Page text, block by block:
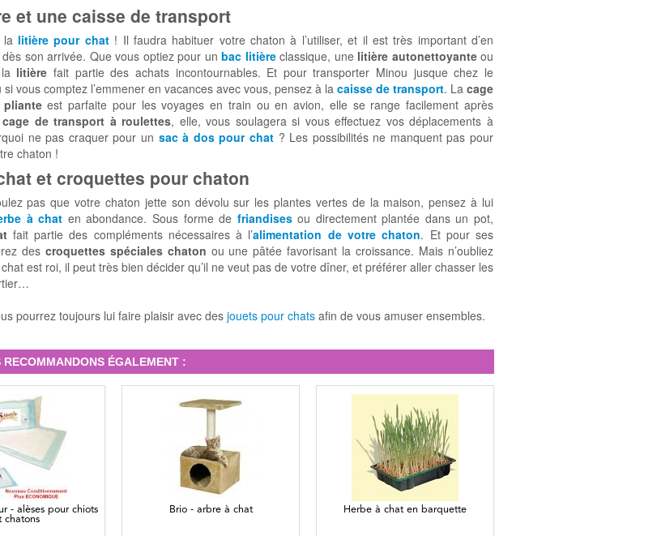
et une caisse de transport
la litière pour chat ! Il faudra habituer votre chaton à l’utiliser, et il est très important d’en
son arrivée. Que vous optiez pour un bac litièreclassique, une litière autonettoyante ou
litière fait partie des achats incontournables. Et pour transporter Minou jusque chez le
vous comptez l’emmener en vacances avec vous, pensez à la caisse de transport. La cage
est parfaite pour les voyages en train ou en avion, elle se range facilement après
cage de transport à roulettes, elle, vous soulagera si vous effectuez vos déplacements à
ne pas craquer pour un sac à dos pour chat? Les possibilités ne manquent pas pour
chaton !
et croquettes pour chaton
pas que votre chaton jette son dévolu sur les plantes vertes de la maison, pensez à lui
à chat en abondance. Sous forme de friandisesou directement plantée dans un pot,
fait partie des compléments nécessaires à l’alimentation de votre chaton. Et pour ses
des croquettes spéciales chaton ou une pâtée favorisant la croissance. Mais n’oubliez
est roi, il peut très bien décider qu’il ne veut pas de votre dîner, et préférer aller chasser les
pourrez toujours lui faire plaisir avec des jouets pour chats afin de vous amuser ensembles.
RECOMMANDONS ÉGALEMENT :
- alèses pour chiots
chatons
Brio - arbre à chat Herbe à chat en barquette